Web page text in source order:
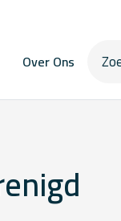
Over Ons